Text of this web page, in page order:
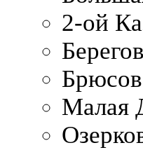
2-ой
Малая